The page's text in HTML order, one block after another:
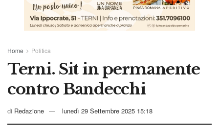
Home Politica
Terni. Sit in permanente
contro Bandecchi
di Redazione lunedì 29 Settembre 2025 15:18